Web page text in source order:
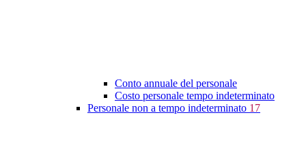
Conto annuale del personale
Costo personale tempo indeterminato
Personale non a tempo indeterminato 17